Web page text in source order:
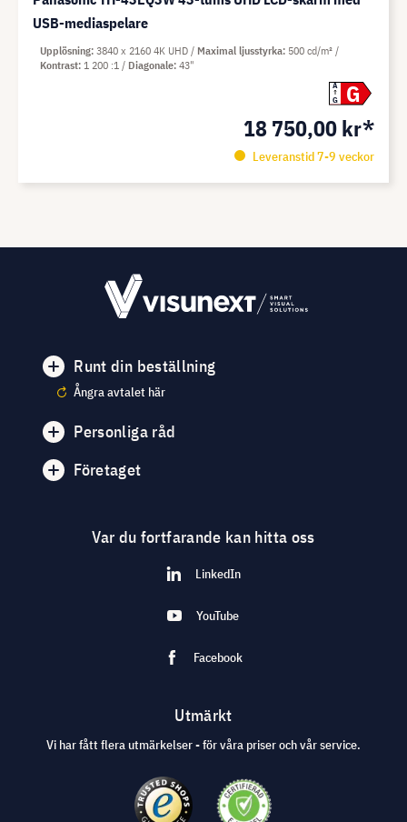
USB-mediaspelare
A
G
G
18 750,00 kr*
Leveranstid 7-9 veckor
Upplösning 3840 x 2160 4K UHD Maximal ljusstyrka 500 cd/m²
Kontrast 1 200 :1 Diagonale 43"
Runt din beställning
Ångra avtalet här
Personliga råd
Företaget
Var du fortfarande kan hitta oss
LinkedIn
YouTube
Facebook
Utmärkt
Vi har fått flera utmärkelser - för våra priser och vår service.